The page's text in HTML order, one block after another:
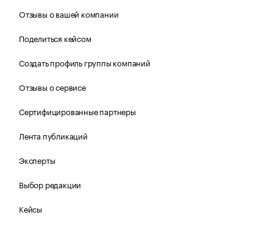
Отзывы о вашей компании
Поделиться кейсом
Создать профиль группы компаний
Отзывы о сервисе
Сертифицированные партнеры
Лента публикаций
Эксперты
Выбор редакции
Кейсы